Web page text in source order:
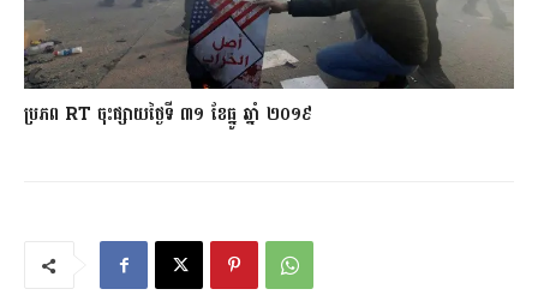
ប្រភព RT ចុះផ្សាយថ្ងៃទី ៣១ ខែធ្នូ ឆ្នាំ ២០១៩